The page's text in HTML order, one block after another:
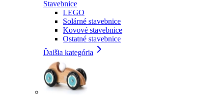
Stavebnice
LEGO
Solárné stavebnice
Kovové stavebnice
Ostatné stavebnice
Ďalšia kategória